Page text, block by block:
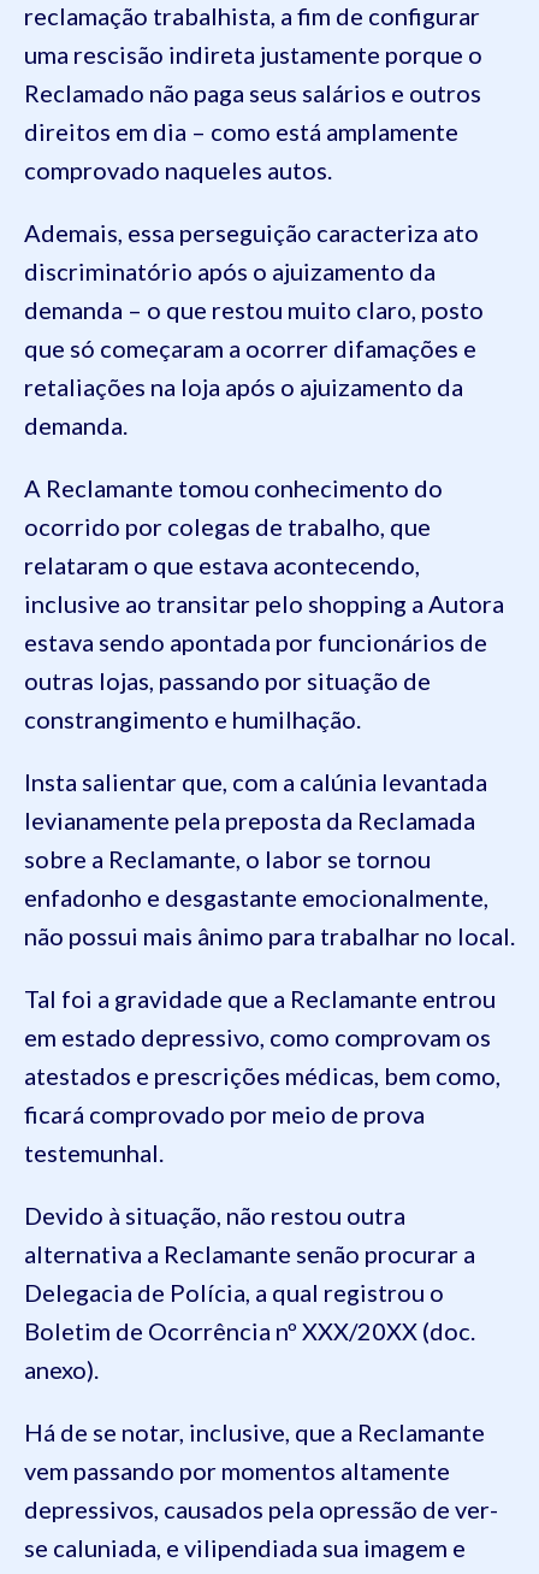
reclamação trabalhista, a fim de configurar
uma rescisão indireta justamente porque o
Reclamado não paga seus salários e outros
direitos em dia – como está amplamente
comprovado naqueles autos.
Ademais, essa perseguição caracteriza ato
discriminatório após o ajuizamento da
demanda – o que restou muito claro, posto
que só começaram a ocorrer difamações e
retaliações na loja após o ajuizamento da
demanda.
A Reclamante tomou conhecimento do
ocorrido por colegas de trabalho, que
relataram o que estava acontecendo,
inclusive ao transitar pelo shopping a Autora
estava sendo apontada por funcionários de
outras lojas, passando por situação de
constrangimento e humilhação.
Insta salientar que, com a calúnia levantada
levianamente pela preposta da Reclamada
sobre a Reclamante, o labor se tornou
enfadonho e desgastante emocionalmente,
não possui mais ânimo para trabalhar no local.
Tal foi a gravidade que a Reclamante entrou
em estado depressivo, como comprovam os
atestados e prescrições médicas, bem como,
ficará comprovado por meio de prova
testemunhal.
Devido à situação, não restou outra
alternativa a Reclamante senão procurar a
Delegacia de Polícia, a qual registrou o
Boletim de Ocorrência nº XXX/20XX (doc.
anexo).
Há de se notar, inclusive, que a Reclamante
vem passando por momentos altamente
depressivos, causados pela opressão de ver-
se caluniada, e vilipendiada sua imagem e